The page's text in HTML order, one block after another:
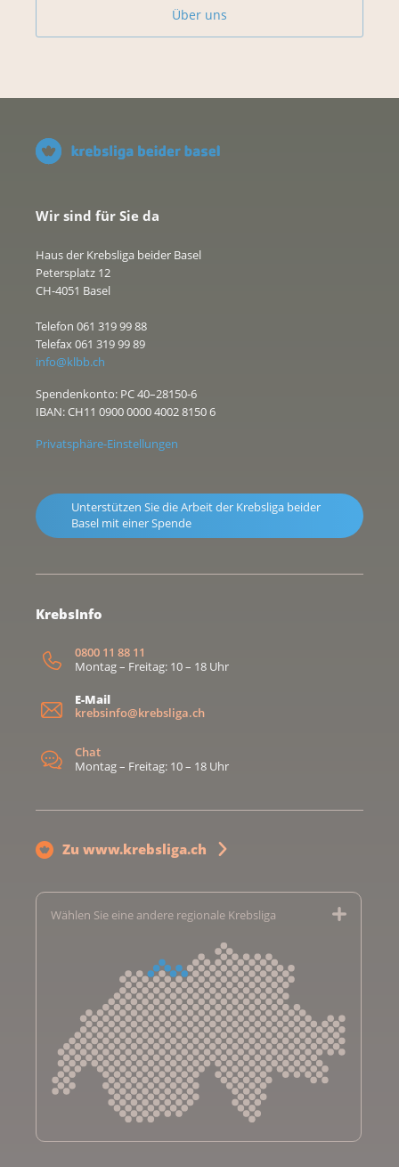
Über uns
Wir sind für Sie da
Haus der Krebsliga beider Basel
Petersplatz 12
CH-4051 Basel
Telefon 061 319 99 88
Telefax 061 319 99 89
info@klbb.ch
Spendenkonto: PC 40–28150-6
IBAN: CH11 0900 0000 4002 8150 6
Privatsphäre-Einstellungen
Unterstützen Sie die Arbeit der Krebsliga beider
Basel mit einer Spende
KrebsInfo
0800 11 88 11
Montag – Freitag: 10 – 18 Uhr
E-Mail
krebsinfo@krebsliga.ch
Chat
Montag – Freitag: 10 – 18 Uhr
Zu www.krebsliga.ch
Wählen Sie eine andere regionale Krebsliga